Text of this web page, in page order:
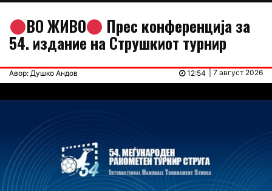
ВО ЖИВО Прес конференција за
54. издание на Струшкиот турнир
Авор: Душко Андов | 7 август 2026
12:54